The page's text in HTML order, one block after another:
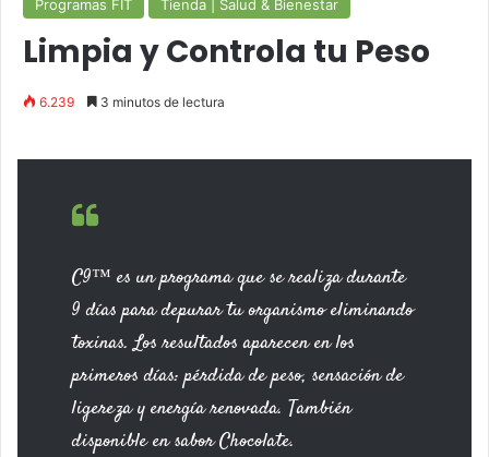
Programas FIT Tienda | Salud & Bienestar
Limpia y Controla tu Peso
6.239 3 minutos de lectura
C9™ es un programa que se realiza durante
9 días para depurar tu organismo eliminando
toxinas. Los resultados aparecen en los
primeros días: pérdida de peso, sensación de
ligereza y energía renovada. También
disponible en sabor Chocolate.